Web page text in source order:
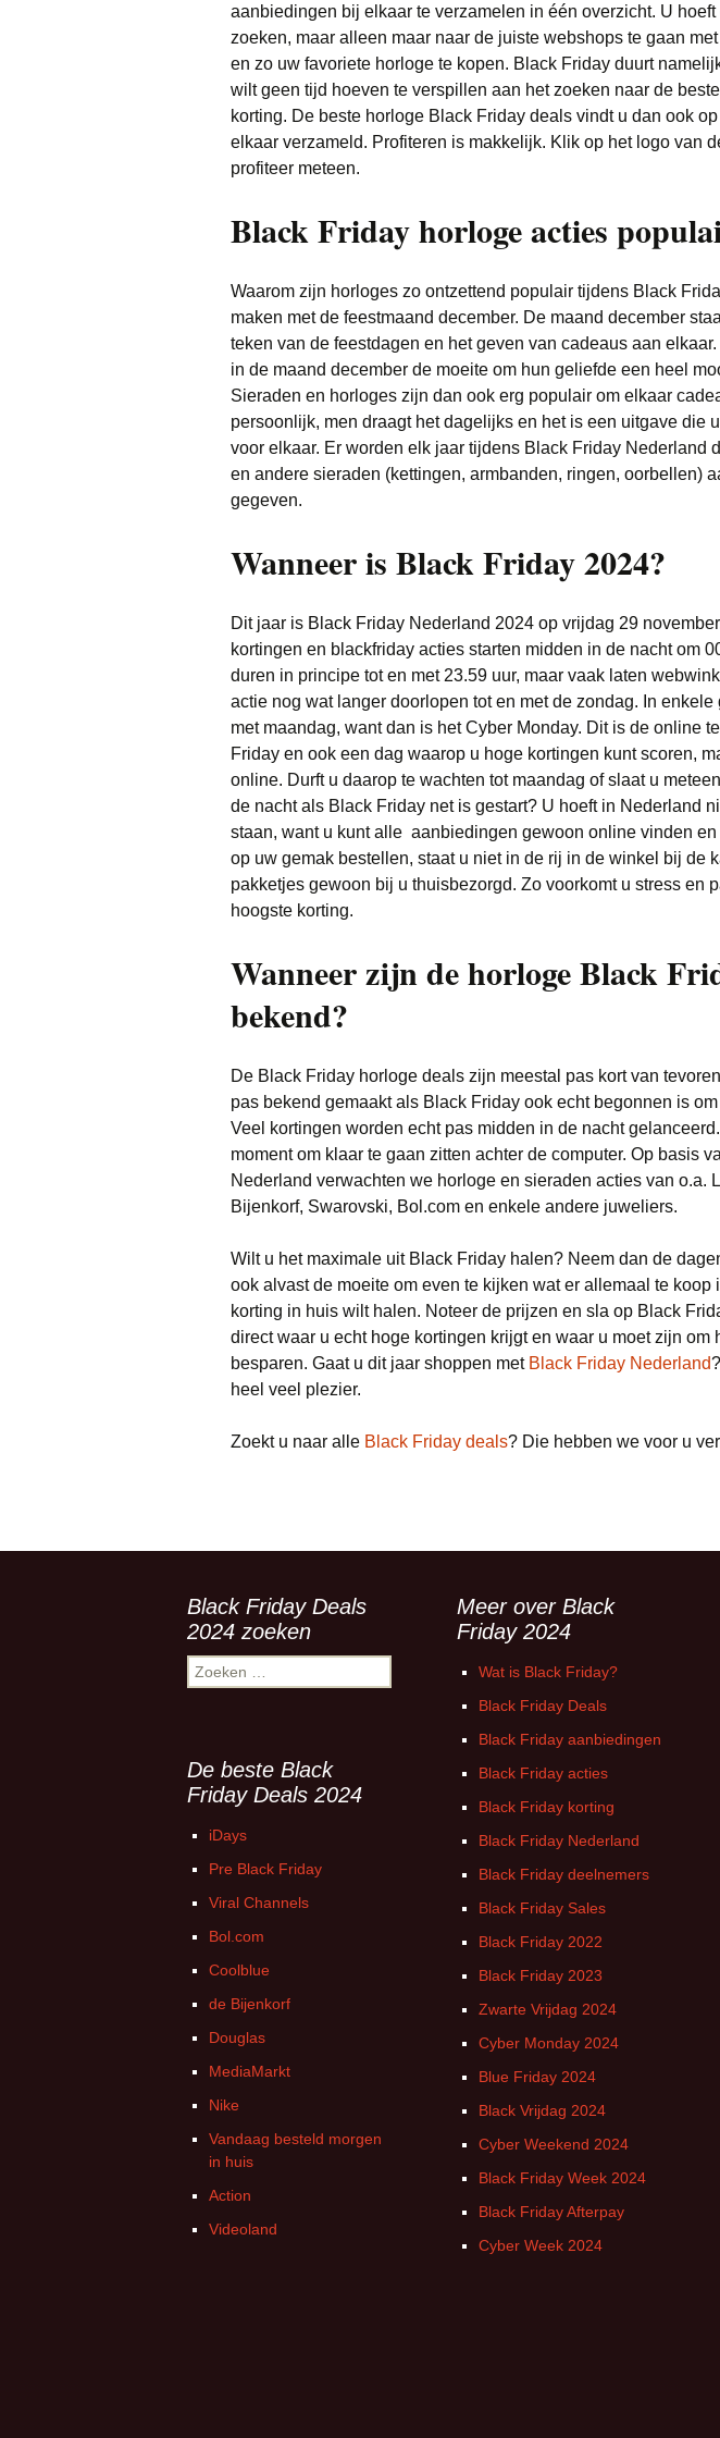
aanbiedingen bij elkaar te verzamelen in één overzicht. U
zoeken, maar alleen maar naar de juiste webshops te gaan
en zo uw favoriete horloge te kopen. Black Friday duurt
wilt geen tijd hoeven te verspillen aan het zoeken naar de
korting. De beste horloge Black Friday deals vindt u dan ook
elkaar verzameld. Profiteren is makkelijk. Klik op het logo van
profiteer meteen.
Black Friday horloge acties
Waarom zijn horloges zo ontzettend populair tijdens Black
maken met de feestmaand december. De maand december
teken van de feestdagen en het geven van cadeaus aan
in de maand december de moeite om hun geliefde een heel
Sieraden en horloges zijn dan ook erg populair om elkaar
persoonlijk, men draagt het dagelijks en het is een uitgave die
voor elkaar. Er worden elk jaar tijdens Black Friday Nederland
en andere sieraden (kettingen, armbanden, ringen, oorbellen)
gegeven.
Wanneer is Black Friday 2024?
Dit jaar is Black Friday Nederland 2024 op vrijdag 29
kortingen en blackfriday acties starten midden in de nacht om
duren in principe tot en met 23.59 uur, maar vaak laten
actie nog wat langer doorlopen tot en met de zondag. In enkele
met maandag, want dan is het Cyber Monday. Dit is de online
Friday en ook een dag waarop u hoge kortingen kunt scoren,
online. Durft u daarop te wachten tot maandag of slaat u
de nacht als Black Friday net is gestart? U hoeft in Nederland
staan, want u kunt alle aanbiedingen gewoon online vinden
op uw gemak bestellen, staat u niet in de rij in de winkel bij de
pakketjes gewoon bij u thuisbezorgd. Zo voorkomt u stress en
hoogste korting.
Wanneer zijn de horloge Black
bekend?
De Black Friday horloge deals zijn meestal pas kort van
pas bekend gemaakt als Black Friday ook echt begonnen is om
Veel kortingen worden echt pas midden in de nacht
moment om klaar te gaan zitten achter de computer. Op basis
Nederland verwachten we horloge en sieraden acties van o.a.
Bijenkorf, Swarovski, Bol.com en enkele andere juweliers.
Wilt u het maximale uit Black Friday halen? Neem dan de
ook alvast de moeite om even te kijken wat er allemaal te koop
korting in huis wilt halen. Noteer de prijzen en sla op Black
direct waar u echt hoge kortingen krijgt en waar u moet zijn om
besparen. Gaat u dit jaar shoppen met Black Friday Nederland
heel veel plezier.
Zoekt u naar alle Black Friday deals? Die hebben we voor u
Black Friday Deals
2024 zoeken
Zoeken
naar:
Meer over Black
Friday 2024
Wat is Black Friday?
Black Friday Deals
Black Friday aanbiedingen
Black Friday acties
Black Friday korting
Black Friday Nederland
Black Friday deelnemers
Black Friday Sales
Black Friday 2022
Black Friday 2023
Zwarte Vrijdag 2024
Cyber Monday 2024
Blue Friday 2024
Black Vrijdag 2024
Cyber Weekend 2024
Black Friday Week 2024
Black Friday Afterpay
Cyber Week 2024
De beste Black
Friday Deals 2024
iDays
Pre Black Friday
Viral Channels
Bol.com
Coolblue
de Bijenkorf
Douglas
MediaMarkt
Nike
Vandaag besteld morgen
in huis
Action
Videoland